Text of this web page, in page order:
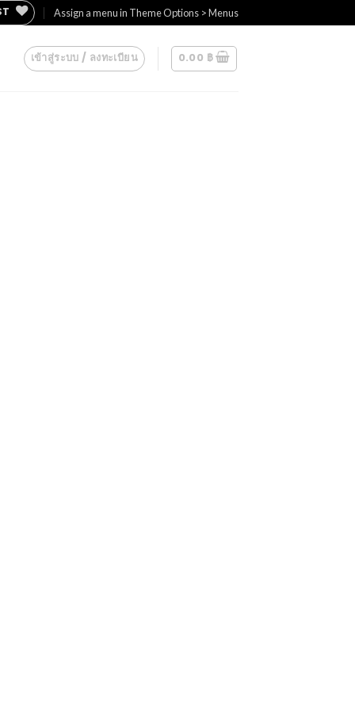
Assign a menu in Theme Options > Menus
เข้าสู่ระบบ / ลงทะเบียน 0.00 ฿